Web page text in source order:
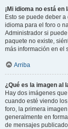
¡Mi idioma no está en
Esto se puede deber
idioma para el foro o
Administrador si
paquete no existe,
más información en el
Arriba
¿Qué es la imagen al
Hay dos imágenes
cuando esté viendo
foro, la primera
generalmente en
de mensajes